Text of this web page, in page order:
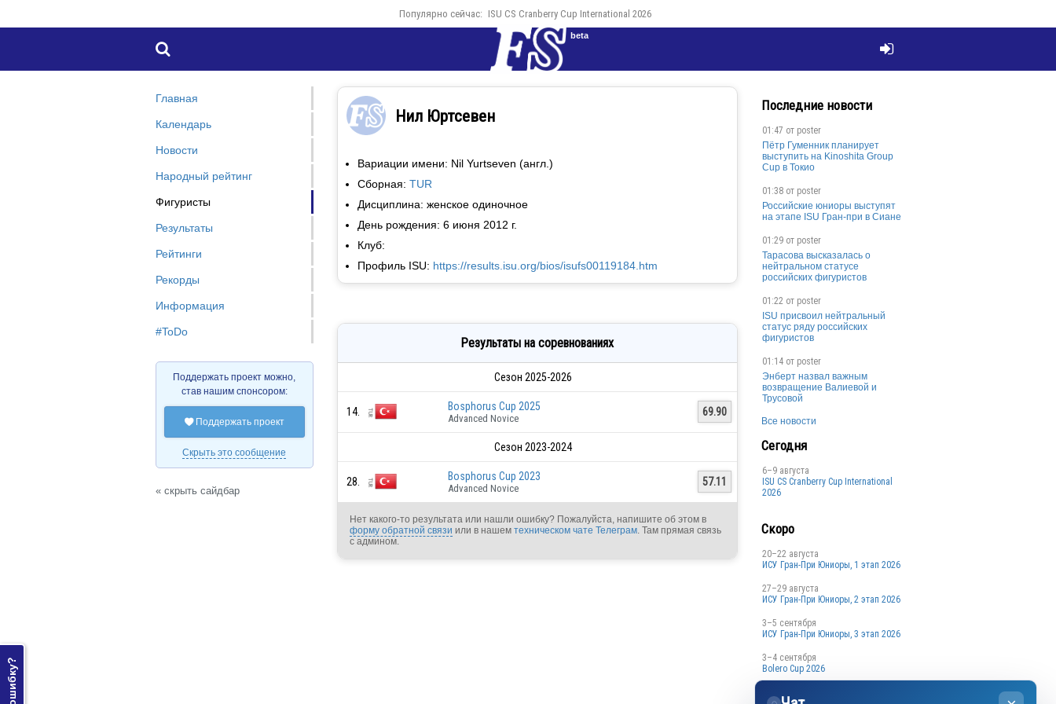
Популярно сейчас: ISU CS Cranberry Cup International 2026
 
beta
Нил Юртсевен
Вариации имени: Nil Yurtseven (англ.)
Сборная: TUR
Дисциплина: женское одиночное
День рождения: 6 июня 2012 г.
Клуб:
Профиль ISU: https://results.isu.org/bios/isufs00119184.htm
Результаты на соревнованиях
Сезон 2025-2026
14. Bosphorus Cup 2025
Advanced Novice
69.90
Сезон 2023-2024
28. Bosphorus Cup 2023
Advanced Novice
57.11
Нет какого-то результата или нашли ошибку? Пожалуйста, напишите об этом в
форму обратной связи или в нашем техническом чате Телеграм. Там прямая связь
с админом.
Главная
Календарь
Новости
Народный рейтинг
Фигуристы
Результаты
Рейтинги
Рекорды
Информация
#ToDo
Поддержать проект можно,
став нашим спонсором:
Поддержать проект
Скрыть это сообщение
« скрыть сайдбар
Последние новости
01:47 от poster
Пётр Гуменник планирует
выступить на Kinoshita Group
Cup в Токио
01:38 от poster
Российские юниоры выступят
на этапе ISU Гран-при в Сиане
01:29 от poster
Тарасова высказалась о
нейтральном статусе
российских фигуристов
01:22 от poster
ISU присвоил нейтральный
статус ряду российских
фигуристов
01:14 от poster
Энберт назвал важным
возвращение Валиевой и
Трусовой
Все новости
Сегодня
6–9 августа
ISU CS Cranberry Cup International
2026
Скоро
20–22 августа
ИСУ Гран-При Юниоры, 1 этап 2026
27–29 августа
ИСУ Гран-При Юниоры, 2 этап 2026
3–5 сентября
ИСУ Гран-При Юниоры, 3 этап 2026
3–4 сентября
Bolero Cup 2026